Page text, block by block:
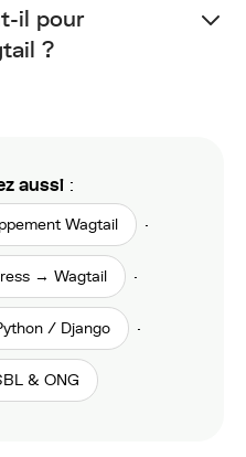
il pour
?
aussi :
Wagtail ·
→ Wagtail ·
/ Django ·
& ONG